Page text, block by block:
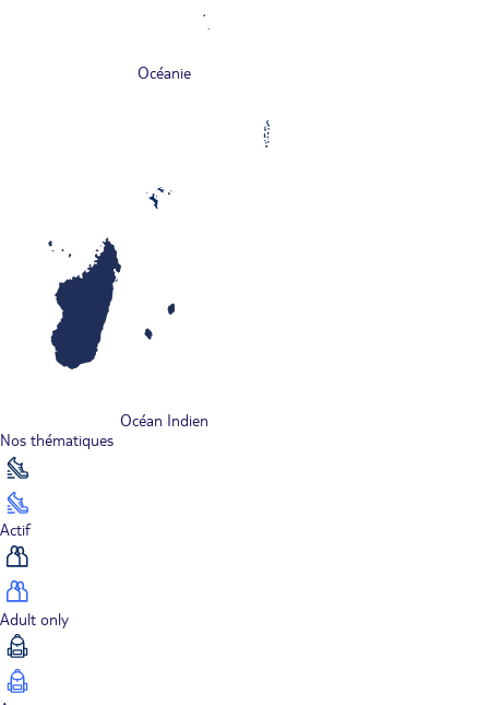
Océanie
Océan Indien
Nos thématiques
Actif
Adult only